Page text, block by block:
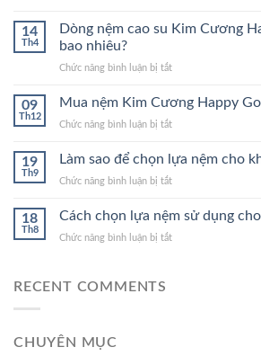
nệm
Happy
1M
14
Th4
Dòng nệm cao su Kim Cương
bao nhiêu?
Chức năng bình luận bị tắtở
nệm
su
Cương
giá
bao
09
Th12
Mua nệm Kim Cương Happy
Chức năng bình luận bị tắtở
nệm
Kim
Cương
Gold
19
Th9
Làm sao để chọn lựa nệm cho
Chức năng bình luận bị tắtở
chọn
18
Th8
Cách chọn lựa nệm sử dụng
Chức năng bình luận bị tắtở
RECENT COMMENTS
CHUYÊN MỤC